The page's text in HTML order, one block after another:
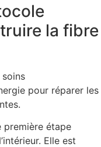
la fibre
pour réparer les
première étape
Elle est